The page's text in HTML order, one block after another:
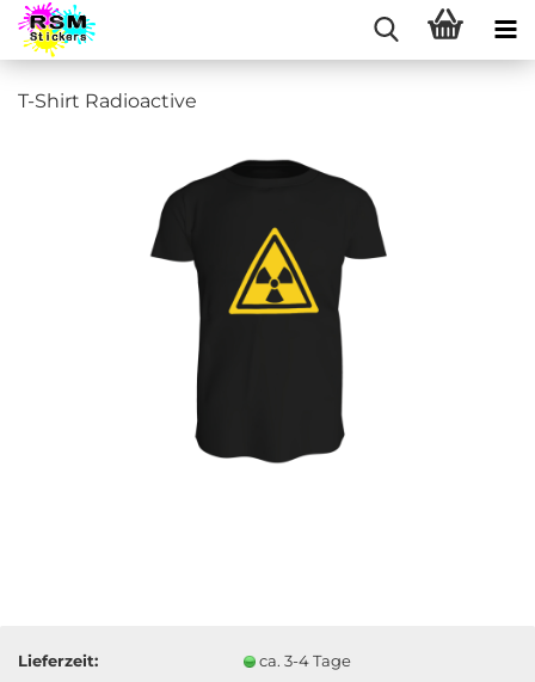
T-Shirt Radioactive
Lieferzeit: ca. 3-4 Tage